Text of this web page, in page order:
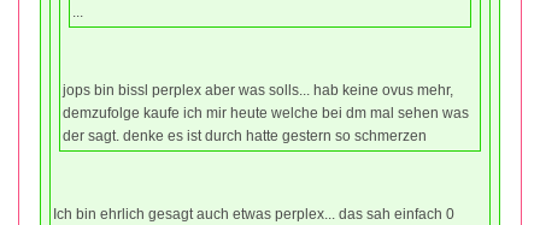
...
jops bin bissl perplex aber was solls... hab keine ovus mehr,
demzufolge kaufe ich mir heute welche bei dm mal sehen was
der sagt. denke es ist durch hatte gestern so schmerzen
Ich bin ehrlich gesagt auch etwas perplex... das sah einfach 0